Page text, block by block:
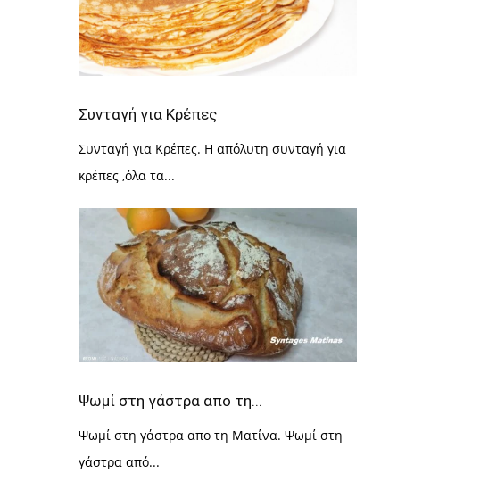
Συνταγή για Κρέπες
Συνταγή για Κρέπες. Η απόλυτη συνταγή για
κρέπες ,όλα τα...
Ψωμί στη γάστρα απο τη...
Ψωμί στη γάστρα απο τη Ματίνα. Ψωμί στη
γάστρα από...